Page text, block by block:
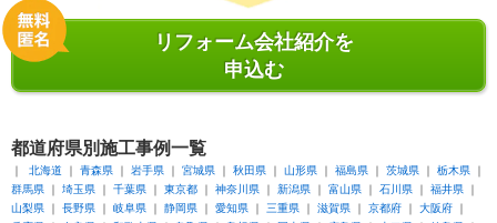
リフォーム会社紹介を
申込む
都道府県別施工事例一覧
北海道 青森県 岩手県 宮城県 秋田県 山形県 福島県 茨城県
栃木県
群馬県
埼玉県 千葉県 東京都 神奈川県 新潟県 富山県 石川県
福井県
山梨県
長野県 岐阜県 静岡県 愛知県 三重県 滋賀県 京都府
大阪府